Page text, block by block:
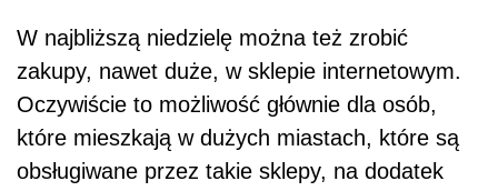
W najbliższą niedzielę można też zrobić
zakupy, nawet duże, w sklepie internetowym.
Oczywiście to możliwość głównie dla osób,
które mieszkają w dużych miastach, które są
obsługiwane przez takie sklepy, na dodatek